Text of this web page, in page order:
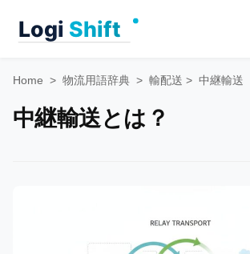
Home > 物流用語辞典 > 輸配送 > 中継輸送
中継輸送とは？